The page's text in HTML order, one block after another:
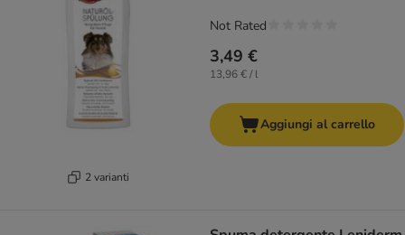
2 varianti
3,49 €
13,96 € / l
Not Rated
Aggiungi al carrello